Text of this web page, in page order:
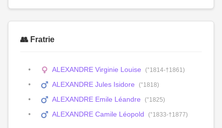
👥 Fratrie
ALEXANDRE Virginie Louise (°1814-†1861)
ALEXANDRE Jules Isidore (°1818)
ALEXANDRE Emile Léandre (°1825)
ALEXANDRE Camile Léopold (°1833-†1877)